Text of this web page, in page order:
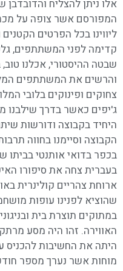
אלו ניתן להצליח
המפורסם אשר צופה על
ליווינו בכל הפרטים
קדימה לפני המשתתפים,
שבטה ההיסטורי, אכלנו
והרשים את המשתתפים
צחוקים ופינוקים בלובי
ג'יפים כאשר בדרך שילבנו
היחיד בקבוצה ודורשות
הקבוצה וסיימנו בחווה
בכפר בדואי אותנטי
בעברית צחה את סיפורו
ארוחת צהריים קולינרית
שהוציא לפנינו עופות
במתוקים תוצרת בית
האווירה. זהו היה מסע
היתה את החשיבות להכניס
מוחות אשר נערך מספר